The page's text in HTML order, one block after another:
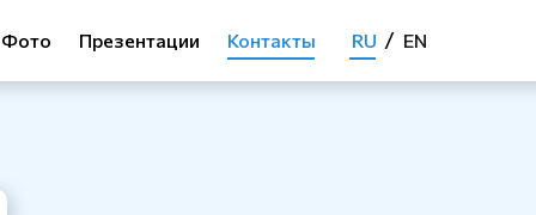
Контакты RU / EN
Фото Презентации